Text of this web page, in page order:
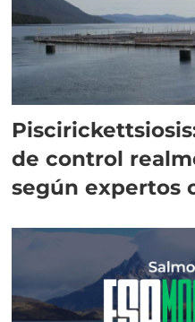
de control
según expertos